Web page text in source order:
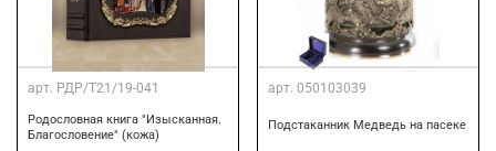
арт. РДР/Т21/19-041
Родословная книга "Изысканная.
Благословение" (кожа)
арт. 050103039
Подстаканник Медведь на пасеке